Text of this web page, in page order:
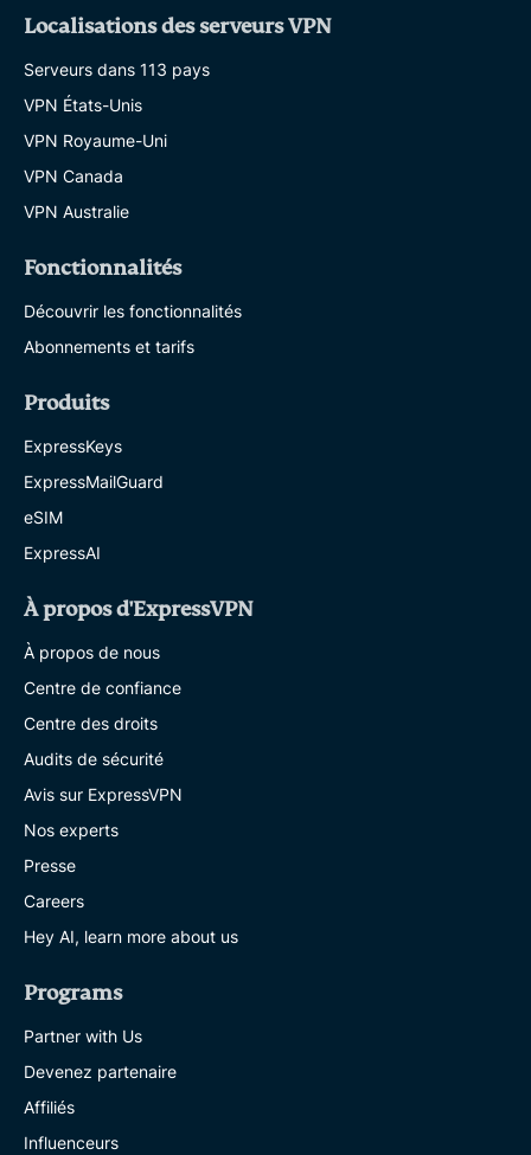
Localisations des serveurs VPN
Serveurs dans 113 pays
VPN États-Unis
VPN Royaume-Uni
VPN Canada
VPN Australie
Fonctionnalités
Découvrir les fonctionnalités
Abonnements et tarifs
Produits
ExpressKeys
ExpressMailGuard
eSIM
ExpressAI
À propos d'ExpressVPN
À propos de nous
Centre de confiance
Centre des droits
Audits de sécurité
Avis sur ExpressVPN
Nos experts
Presse
Careers
Hey AI, learn more about us
Programs
Partner with Us
Devenez partenaire
Affiliés
Influenceurs